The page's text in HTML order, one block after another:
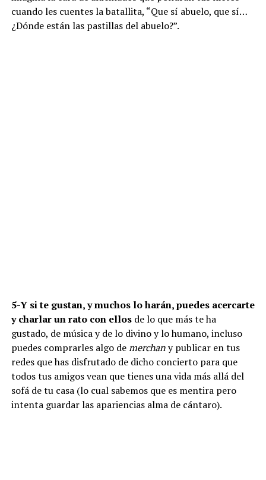
cuando les cuentes la batallita, “Que sí abuelo, que sí…
¿Dónde están las pastillas del abuelo?”.
5-Y si te gustan, y muchos lo harán, puedes acercarte
y charlar un rato con ellosde lo que más te ha
gustado, de música y de lo divino y lo humano, incluso
puedes comprarles algo demerchany publicar en tus
redes que has disfrutado de dicho concierto para que
todos tus amigos vean que tienes una vida más allá del
sofá de tu casa (lo cual sabemos que es mentira pero
intenta guardar las apariencias alma de cántaro).